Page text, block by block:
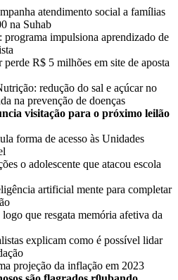
atendimento social a famílias
na Suhab
impulsiona aprendizado de
R$ 5 milhões em site de aposta
redução do sal e açúcar no
na prevenção de doenças
visitação para o próximo leilão
forma de acesso às Unidades
o adolescente que atacou escola
artificial mente para completar
que resgata memória afetiva da
explicam como é possível lidar
projeção da inflação em 2023